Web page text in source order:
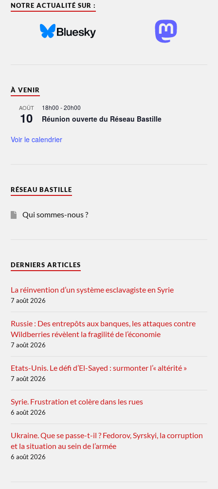
NOTRE ACTUALITÉ SUR :
À VENIR
AOÛT
10
18h00 -20h00
Réunion ouverte du Réseau Bastille
Voir le calendrier
RÉSEAU BASTILLE
Qui sommes-nous ?
DERNIERS ARTICLES
La réinvention d’un système esclavagiste en Syrie
7 août 2026
Russie : Des entrepôts aux banques, les attaques contre
Wildberries révèlent la fragilité de l’économie
7 août 2026
Etats-Unis. Le défi d’El-Sayed : surmonter l’« altérité »
7 août 2026
Syrie. Frustration et colère dans les rues
6 août 2026
Ukraine. Que se passe-t-il ? Fedorov, Syrskyi, la corruption
et la situation au sein de l’armée
6 août 2026